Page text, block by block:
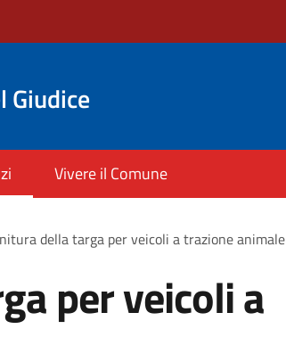
Giudice
Vivere il Comune
della targa per veicoli a trazione animale
per veicoli a